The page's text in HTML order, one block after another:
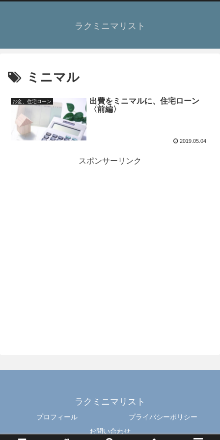
ラクミニマリスト
ミニマル
お金、住宅ローン
出費をミニマルに、住宅ローン
〈前編〉
2019.05.04
スポンサーリンク
ラクミニマリスト
プロフィール
プライバシーポリシー
お問い合わせ